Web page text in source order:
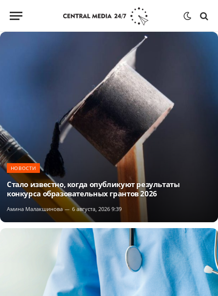
НОВОСТИ
Стало известно, когда опубликуют результаты
конкурса образовательных грантов 2026
Амина Малакшинова 6 августа, 2026 9:39